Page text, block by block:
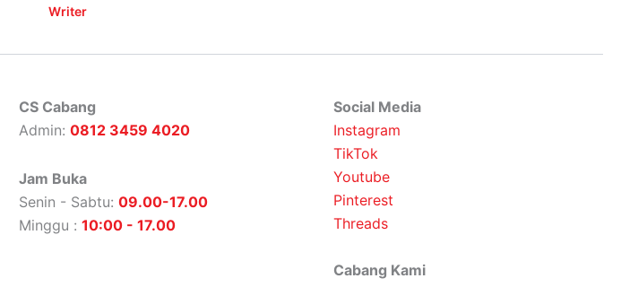
Writer
CS Cabang
Admin: 0812 3459 4020
Jam Buka
Senin - Sabtu: 09.00-17.00
Minggu : 10:00 - 17.00
Social Media
Instagram
TikTok
Youtube
Pinterest
Threads
Cabang Kami